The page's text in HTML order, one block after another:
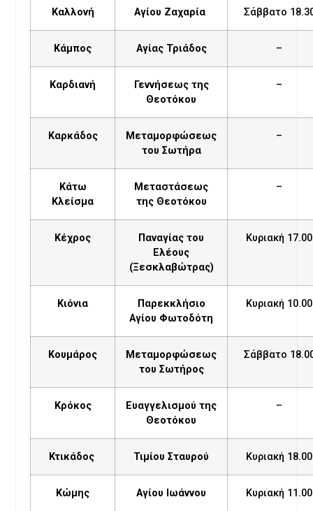
Καλλονή Αγίου Ζαχαρία Σάββατο
Κάμπος Αγίας Τριάδος –
Καρδιανή
Γεννήσεως της
Θεοτόκου
–
Καρκάδος
Μεταμορφώσεως
του Σωτήρα
–
Κάτω
Κλείσμα
Μεταστάσεως
της Θεοτόκου
–
Κέχρος
Παναγίας του
Ελέους
(Ξεσκλαβώτρας)
Κυριακή 17.00
Κιόνια
Παρεκκλήσιο
Αγίου Φωτοδότη
Κυριακή 10.00
Κουμάρος
Μεταμορφώσεως
του Σωτήρος
Σάββατο
Κρόκος
Ευαγγελισμού της
Θεοτόκου
–
Κτικάδος Τιμίου Σταυρού Κυριακή 18.00
Κώμης Αγίου Ιωάννου Κυριακή 11.00